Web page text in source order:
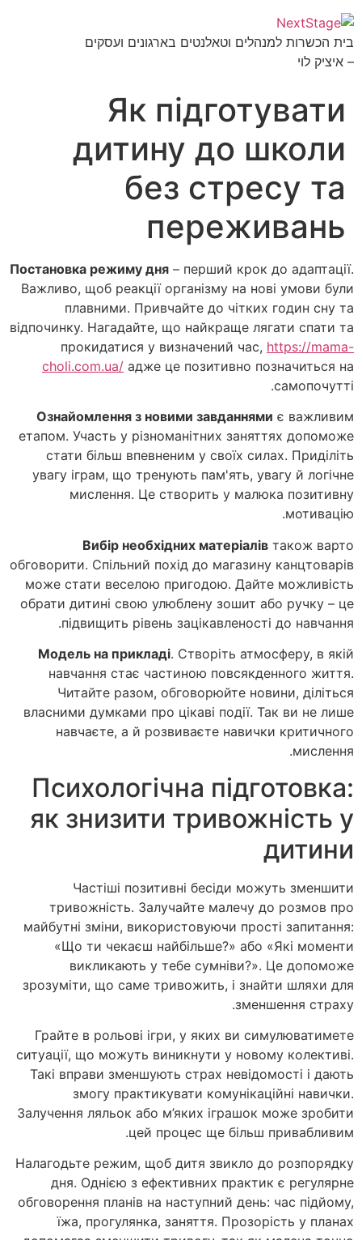
בית הכשרות למנהלים וטאלנטים בארגונים ועסקים
– איציק לוי
Як підготувати
дитину до школи
без стресу та
переживань
Постановка режиму дня – перший крок до адаптації.
Важливо, щоб реакції організму на нові умови були
плавними. Привчайте до чітких годин сну та
відпочинку. Нагадайте, що найкраще лягати спати та
прокидатися у визначений час, https://mama-
choli.com.ua/ адже це позитивно позначиться на
самопочутті.
Ознайомлення з новими завданнями є важливим
етапом. Участь у різноманітних заняттях допоможе
стати більш впевненим у своїх силах. Приділіть
увагу іграм, що тренують пам'ять, увагу й логічне
мислення. Це створить у малюка позитивну
мотивацію.
Вибір необхідних матеріалів також варто
обговорити. Спільний похід до магазину канцтоварів
може стати веселою пригодою. Дайте можливість
обрати дитині свою улюблену зошит або ручку – це
підвищить рівень зацікавленості до навчання.
Модель на прикладі. Створіть атмосферу, в якій
навчання стає частиною повсякденного життя.
Читайте разом, обговорюйте новини, діліться
власними думками про цікаві події. Так ви не лише
навчаєте, а й розвиваєте навички критичного
мислення.
Психологічна підготовка:
як знизити тривожність у
дитини
Частіші позитивні бесіди можуть зменшити
тривожність. Залучайте малечу до розмов про
майбутні зміни, використовуючи прості запитання:
«Що ти чекаєш найбільше?» або «Які моменти
викликають у тебе сумніви?». Це допоможе
зрозуміти, що саме тривожить, і знайти шляхи для
зменшення страху.
Грайте в рольові ігри, у яких ви симулюватимете
ситуації, що можуть виникнути у новому колективі.
Такі вправи зменшують страх невідомості і дають
змогу практикувати комунікаційні навички.
Залучення ляльок або м’яких іграшок може зробити
цей процес ще більш привабливим.
Налагодьте режим, щоб дитя звикло до розпорядку
дня. Однією з ефективних практик є регулярне
обговорення планів на наступний день: час підйому,
їжа, прогулянка, заняття. Прозорість у планах